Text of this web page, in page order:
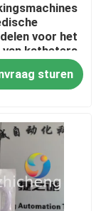
voor het
van katheters
van
sturen